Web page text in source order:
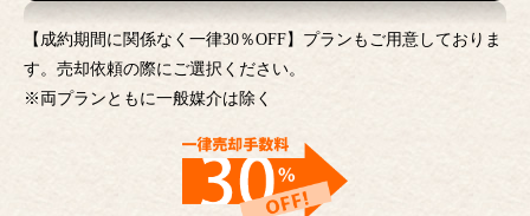
【成約期間に関係なく一律30％OFF】プランもご用意しておりま
す。売却依頼の際にご選択ください。
※両プランともに一般媒介は除く